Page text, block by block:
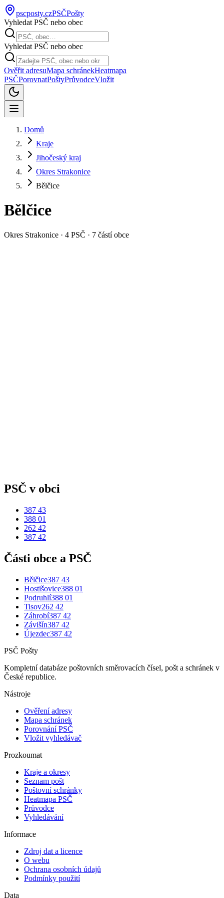
pscposty.czPSČPošty
Vyhledat PSČ nebo obec
Vyhledat PSČ nebo obec
Ověřit adresuMapa schránekHeatmapa
PSČPorovnatPoštyPrůvodceVložit
Domů
Kraje
Jihočeský kraj
Okres Strakonice
Bělčice
Bělčice
Okres Strakonice · 4 PSČ · 7 částí obce
PSČ v obci
387 43
388 01
262 42
387 42
Části obce a PSČ
Bělčice387 43
Hostišovice388 01
Podruhlí388 01
Tisov262 42
Záhrobí387 42
Závišín387 42
Újezdec387 42
PSČ Pošty
Kompletní databáze poštovních směrovacích čísel, pošt a schránek v
České republice.
Nástroje
Ověření adresy
Mapa schránek
Porovnání PSČ
Vložit vyhledávač
Prozkoumat
Kraje a okresy
Seznam pošt
Poštovní schránky
Heatmapa PSČ
Průvodce
Vyhledávání
Informace
Zdroj dat a licence
O webu
Ochrana osobních údajů
Podmínky použití
Data